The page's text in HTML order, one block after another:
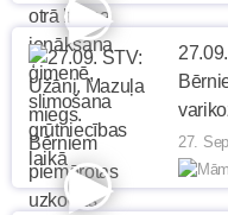
27.